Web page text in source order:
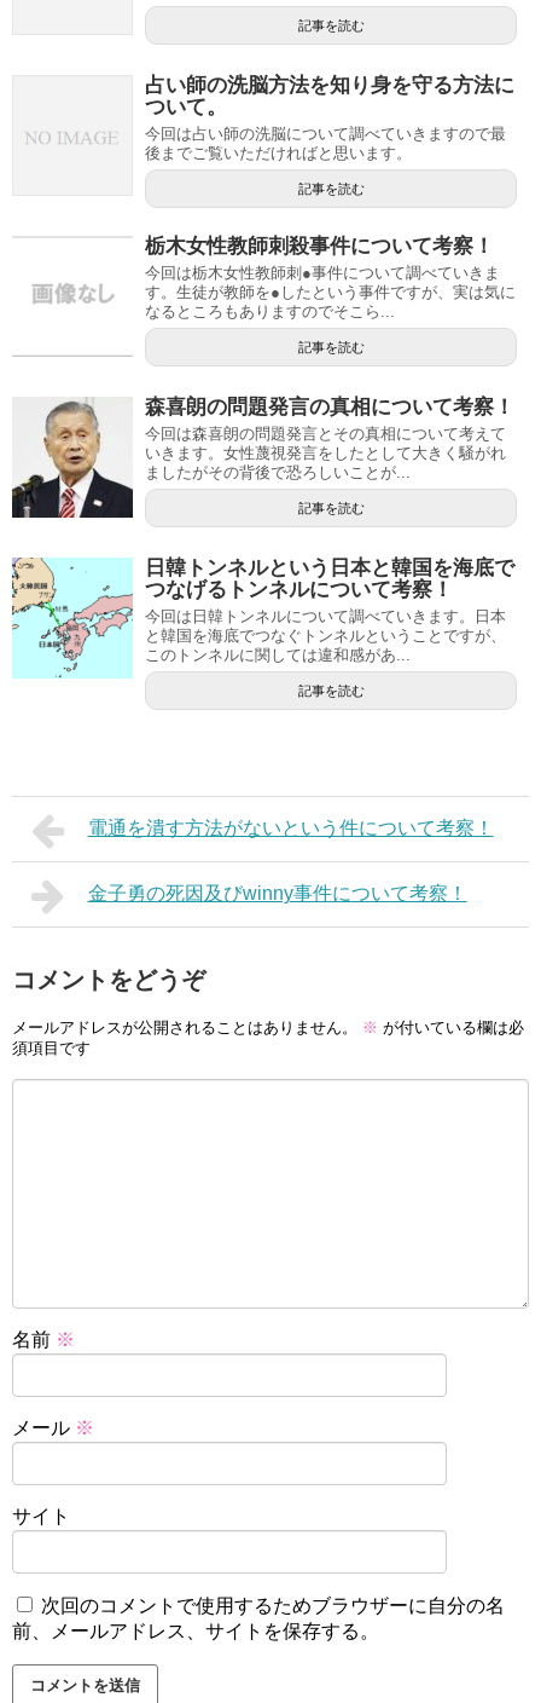
記事を読む
占い師の洗脳方法を知り身を守る方法に
ついて。
今回は占い師の洗脳について調べていきますので最
後までご覧いただければと思います。
記事を読む
栃木女性教師刺殺事件について考察！
今回は栃木女性教師刺●事件について調べていきま
す。生徒が教師を●したという事件ですが、実は気に
なるところもありますのでそこら...
記事を読む
森喜朗の問題発言の真相について考察！
今回は森喜朗の問題発言とその真相について考えて
いきます。女性蔑視発言をしたとして大きく騒がれ
ましたがその背後で恐ろしいことが...
記事を読む
日韓トンネルという日本と韓国を海底で
つなげるトンネルについて考察！
今回は日韓トンネルについて調べていきます。日本
と韓国を海底でつなぐトンネルということですが、
このトンネルに関しては違和感があ...
記事を読む
電通を潰す方法がないという件について考察！
金子勇の死因及びwinny事件について考察！
コメントをどうぞ
メールアドレスが公開されることはありません。 ※ が付いている欄は必
須項目です
名前 ※
メール ※
サイト
次回のコメントで使用するためブラウザーに自分の名
前、メールアドレス、サイトを保存する。